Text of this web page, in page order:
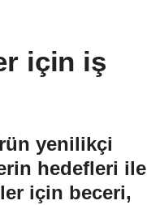
için iş
yenilikçi
hedefleri ile
için beceri,